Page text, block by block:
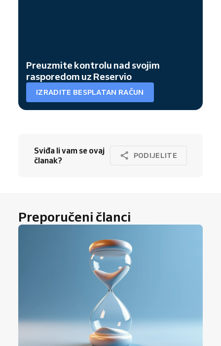
Preuzmite kontrolu nad svojim
rasporedom uz Reservio
IZRADITE BESPLATAN RAČUN
Sviđa li vam se ovaj
članak?
PODIJELITE
Preporučeni članci